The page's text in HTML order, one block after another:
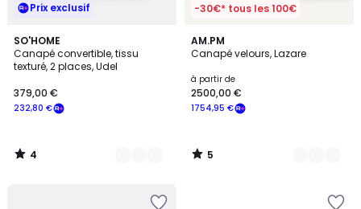
Prix exclusif
SO'HOME
Canapé convertible, tissu
texturé, 2 places, Udel
232,80 €
379,00 €
4
/
5
3
Couleurs
4
/
-30€* tous les 100€
AM.PM
Canapé velours, Lazare
à partir de
1754,95 €
2500,00 €
5
/
19
Couleurs
5
/